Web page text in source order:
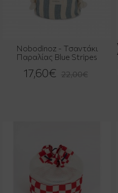
Nobodinoz - Τσαντάκι
Παραλίας Blue Stripes
17,60€ 22,00€